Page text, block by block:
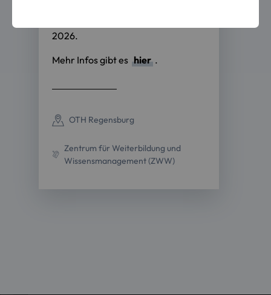
2026.
Mehr Infos gibt es hier .
OTH Regensburg
Zentrum für Weiterbildung und
Wissensmanagement (ZWW)